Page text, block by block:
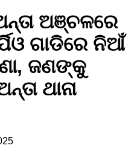
ଅଞ୍ଚଳରେ
ଗାଡିରେ ନିଆଁ
ଜଣଙ୍କୁ
ଥାନା